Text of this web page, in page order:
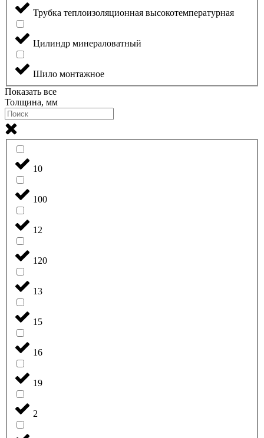
Трубка теплоизоляционная высокотемпературная
Цилиндр минераловатный
Шило монтажное
Показать все
Толщина, мм
10
100
12
120
13
15
16
19
2